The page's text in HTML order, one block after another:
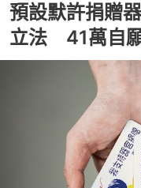
預設默許捐贈
立法 41萬自